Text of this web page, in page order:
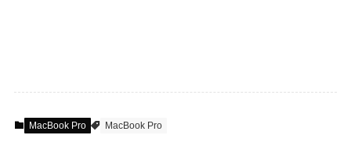
MacBook Pro MacBook Pro